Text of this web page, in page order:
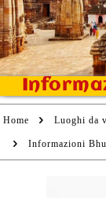
Home Luoghi da
Informazioni